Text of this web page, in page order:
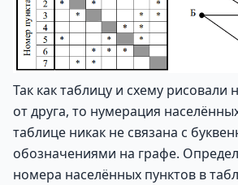
Так как таблицу и схему рисовали
от друга, то нумерация
таблице никак не связана с
обозначениями на графе.
номера населённых пунктов в